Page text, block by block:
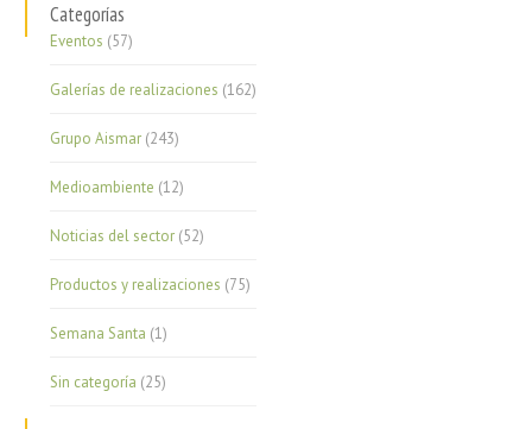
Categorías
Eventos (57)
Galerías de realizaciones (162)
Grupo Aismar (243)
Medioambiente (12)
Noticias del sector (52)
Productos y realizaciones (75)
Semana Santa (1)
Sin categoría (25)